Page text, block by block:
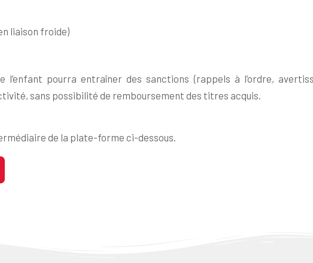
liaison froide)
pourra entraîner des sanctions (rappels à l’ordre,
sans possibilité de remboursement des titres acquis.
de la plate-forme ci-dessous.